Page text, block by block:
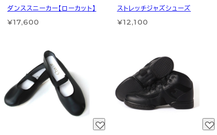
ダンススニーカー【ローカット】
¥17,600
ストレッチジャズシューズ
¥12,100